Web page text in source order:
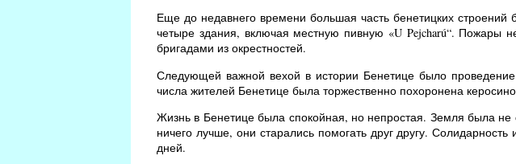
Еще до недавнего времени большая часть бенетицких строений
четыре здания, включая местную пивную «U Pejcharú“. Пожары
бригадами из окрестностей.
Следующей важной вехой в истории Бенетице было проведение
числа жителей Бенетице была торжественно похоронена
Жизнь в Бенетице была спокойная, но непростая. Земля была
ничего лучше, они старались помогать друг другу.
дней.